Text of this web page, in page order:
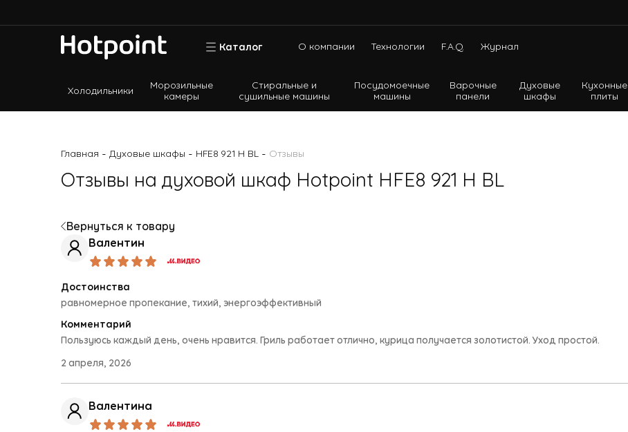
Каталог О компании Технологии F.A.Q. Журнал
Холодильники Морозильные
камеры
Стиральные и
сушильные машины
Посудомоечные
машины
Варочные
панели
Духовые
шкафы
Кухонные
плиты
Холодильники
Стиральные и сушильные машины
Посудомоечные машины
Духовые шкафы
Кухонные плиты
Вытяжки
Микроволновые печи
Малая бытовая техника
Холодильники с нижней морозильной камерой
Главная - Духовые шкафы - HFE8 921 H BL - Отзывы
Отзывы на духовой шкаф Hotpoint HFE8 921 H BL
Вернуться к товару
Валентин
Достоинства
равномерное пропекание, тихий, энергоэффективный
Комментарий
Пользуюсь каждый день, очень нравится. Гриль работает отлично, курица получается золотистой. Уход простой.
2 апреля, 2026
Валентина